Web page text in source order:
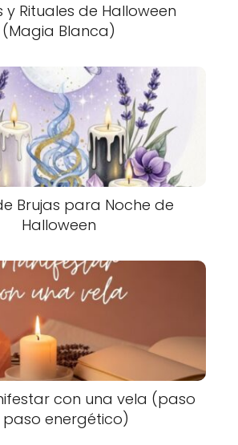
y Rituales de Halloween
(Magia Blanca)
Brujas para Noche de
Halloween
con una vela (paso
energético)